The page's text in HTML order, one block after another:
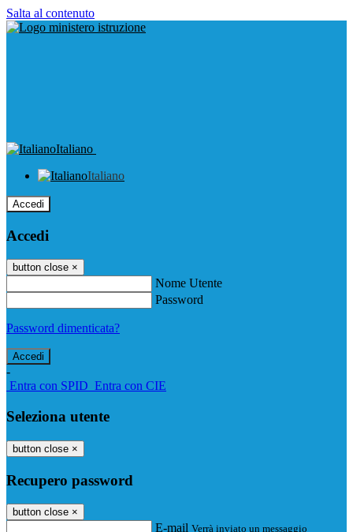
Salta al contenuto
Italiano
Italiano
Accedi
Accedi
button close ×
Nome Utente
Password
Password dimenticata?
-
Entra con SPID Entra con CIE
Seleziona utente
button close ×
Recupero password
button close ×
E-mail Verrà inviato un messaggio